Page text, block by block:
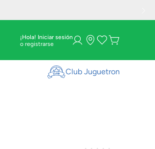
¡Hola! Iniciar sesión
Club Juguetron